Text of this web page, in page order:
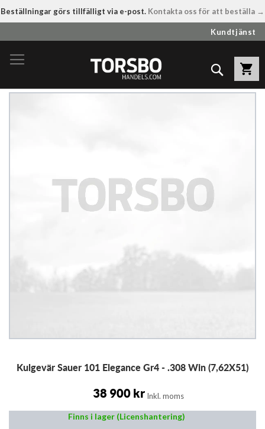
Beställningar görs tillfälligt via e-post. Kontakta oss för att beställa →
till
innehållet
Kundtjänst
Sök
Kulgevär Sauer 101 Elegance Gr4 - .308 Win (7,62X51)
38 900 kr Inkl. moms
Finns i lager (Licenshantering)